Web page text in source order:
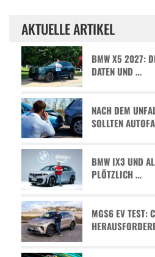
AKTUELLE ARTIKEL
BMW X5 2027:
ATEN UND …
NACH DEM
SOLLTEN
BMW IX3 UND
PLÖTZLICH …
MGS6 EV TEST: